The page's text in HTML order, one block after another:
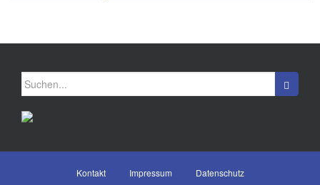
Suchen
nach:
Kontakt Impressum Datenschutz